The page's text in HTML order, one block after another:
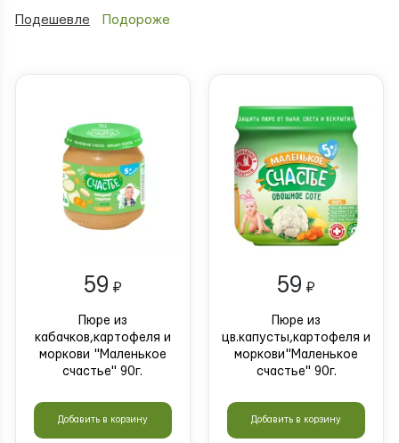
Подешевле Подороже
59 ₽
Пюре из
кабачков,картофеля и
моркови "Маленькое
счастье" 90г.
Добавить в корзину
59 ₽
Пюре из
цв.капусты,картофеля и
моркови"Маленькое
счастье" 90г.
Добавить в корзину